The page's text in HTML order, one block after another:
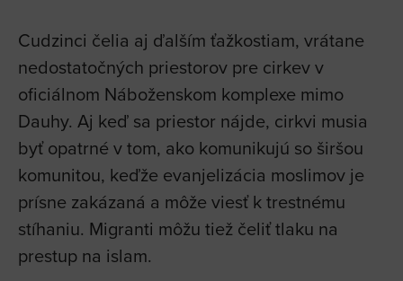
Cudzinci čelia aj ďalším ťažkostiam, vrátane
nedostatočných priestorov pre cirkev v
oficiálnom Náboženskom komplexe mimo
Dauhy. Aj keď sa priestor nájde, cirkvi musia
byť opatrné v tom, ako komunikujú so širšou
komunitou, keďže evanjelizácia moslimov je
prísne zakázaná a môže viesť k trestnému
stíhaniu. Migranti môžu tiež čeliť tlaku na
prestup na islam.